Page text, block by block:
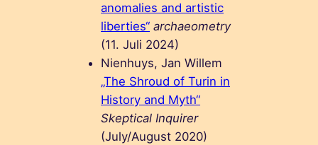
anomalies and artistic
liberties“ archaeometry
(11. Juli 2024)
Nienhuys, Jan Willem
„The Shroud of Turin in
History and Myth“
Skeptical Inquirer
(July/August 2020)